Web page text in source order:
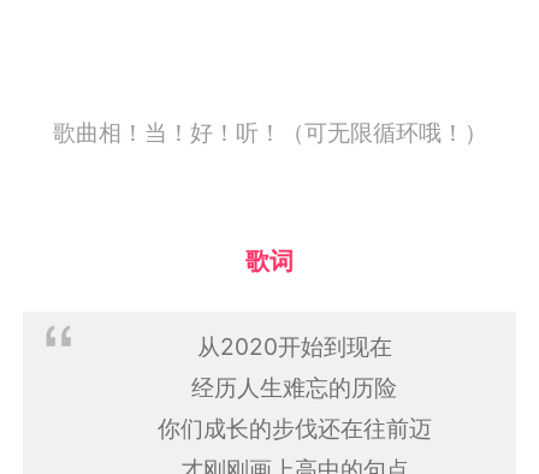
歌曲相！当！好！听！（可无限循环哦！）
歌词
从2020开始到现在
经历人生难忘的历险
你们成长的步伐还在往前迈